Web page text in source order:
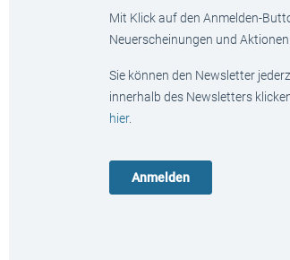
Mit Klick auf den Anmelden-
Neuerscheinungen und
Sie können den Newsletter
innerhalb des Newsletters
hier.